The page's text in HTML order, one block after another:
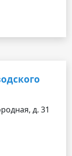
д. 31